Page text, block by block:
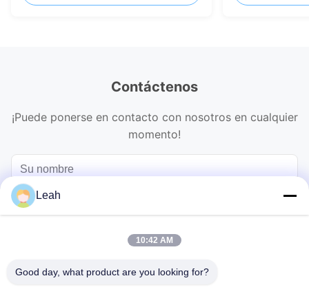
Contáctenos
¡Puede ponerse en contacto con nosotros en cualquier
momento!
Leah
10:42 AM
Good day, what product are you looking for?